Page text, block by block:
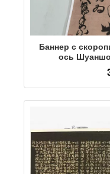
Баннер с
ось
антикварная
основное